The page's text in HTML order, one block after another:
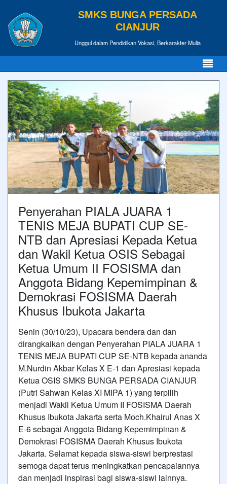
SMKS BUNGA PERSADA
CIANJUR
Unggul dalam Pendidikan Vokasi, Berkarakter Mulia
Penyerahan PIALA JUARA 1
TENIS MEJA BUPATI CUP SE-
NTB dan Apresiasi Kepada Ketua
dan Wakil Ketua OSIS Sebagai
Ketua Umum II FOSISMA dan
Anggota Bidang Kepemimpinan &
Demokrasi FOSISMA Daerah
Khusus Ibukota Jakarta
Senin (30/10/23), Upacara bendera dan dan
dirangkaikan dengan Penyerahan PIALA JUARA 1
TENIS MEJA BUPATI CUP SE-NTB kepada ananda
M.Nurdin Akbar Kelas X E-1 dan Apresiasi kepada
Ketua OSIS SMKS BUNGA PERSADA CIANJUR
(Putri Sahwan Kelas XI MIPA 1) yang terpilih
menjadi Wakil Ketua Umum II FOSISMA Daerah
Khusus Ibukota Jakarta serta Moch.Khairul Anas X
E-6 sebagai Anggota Bidang Kepemimpinan &
Demokrasi FOSISMA Daerah Khusus Ibukota
Jakarta. Selamat kepada siswa-siswi berprestasi
semoga dapat terus meningkatkan pencapaiannya
dan menjadi inspirasi bagi siswa-siswi lainnya.